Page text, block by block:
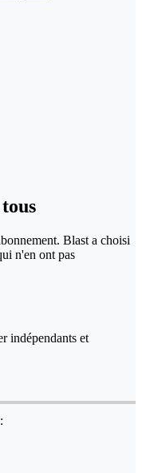
Blast a choisi
n'en ont pas
indépendants et